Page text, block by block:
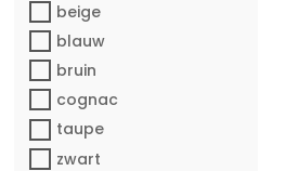
beige
blauw
bruin
cognac
taupe
zwart